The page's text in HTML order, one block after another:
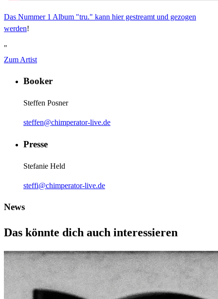
Das Nummer 1 Album "tru." kann hier gestreamt und gezogen
werden!
"
Zum Artist
Booker
Steffen Posner
steffen@chimperator-live.de
Presse
Stefanie Held
steffi@chimperator-live.de
News
Das könnte dich auch interessieren